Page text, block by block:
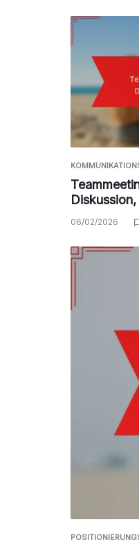
06/02/2026